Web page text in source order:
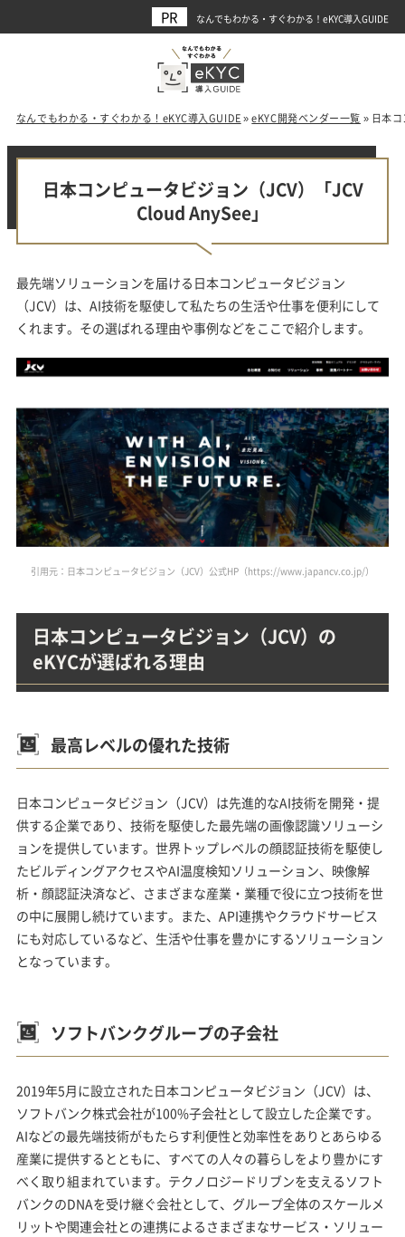
なんでもわかる・すぐわかる！eKYC導入GUIDE
なんでもわかる・すぐわかる！eKYC導入GUIDE»eKYC開発ベンダー一覧 » 日本
日本コンピュータビジョン（JCV）「JCV
Cloud AnySee」
最先端ソリューションを届ける日本コンピュータビジョン
（JCV）は、AI技術を駆使して私たちの生活や仕事を便利にして
くれます。その選ばれる理由や事例などをここで紹介します。
引用元：日本コンピュータビジョン（JCV）公式HP（https://www.japancv.co.jp/）
日本コンピュータビジョン（JCV）の
eKYCが選ばれる理由
最高レベルの優れた技術
日本コンピュータビジョン（JCV）は先進的なAI技術を開発・提
供する企業であり、技術を駆使した最先端の画像認識ソリューシ
ョンを提供しています。世界トップレベルの顔認証技術を駆使し
たビルディングアクセスやAI温度検知ソリューション、映像解
析・顔認証決済など、さまざまな産業・業種で役に立つ技術を世
の中に展開し続けています。また、API連携やクラウドサービス
にも対応しているなど、生活や仕事を豊かにするソリューション
となっています。
ソフトバンクグループの子会社
2019年5月に設立された日本コンピュータビジョン（JCV）は、
ソフトバンク株式会社が100%子会社として設立した企業です。
AIなどの最先端技術がもたらす利便性と効率性をありとあらゆる
産業に提供するとともに、すべての人々の暮らしをより豊かにす
べく取り組まれています。テクノロジードリブンを支えるソフト
バンクのDNAを受け継ぐ会社として、グループ全体のスケールメ
リットや関連会社との連携によるさまざまなサービス・ソリュー